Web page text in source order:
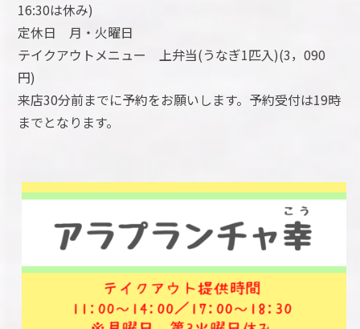
16:30は休み)
定休日 月・火曜日
テイクアウトメニュー 上弁当(うなぎ1匹入)(3，090
円)
来店30分前までに予約をお願いします。予約受付は19時
までとなります。